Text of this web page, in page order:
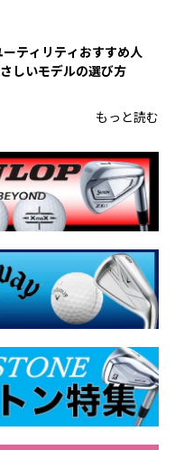
ーティリティおすすめ人
しいモデルの選び方
もっと読む